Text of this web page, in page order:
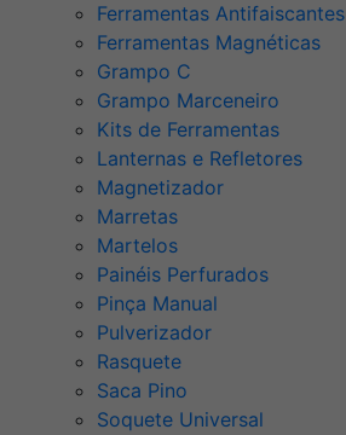
Ferramentas Antifaiscantes
Ferramentas Magnéticas
Grampo C
Grampo Marceneiro
Kits de Ferramentas
Lanternas e Refletores
Magnetizador
Marretas
Martelos
Painéis Perfurados
Pinça Manual
Pulverizador
Rasquete
Saca Pino
Soquete Universal